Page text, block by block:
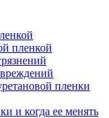
пленкой
пленки
и когда ее менять